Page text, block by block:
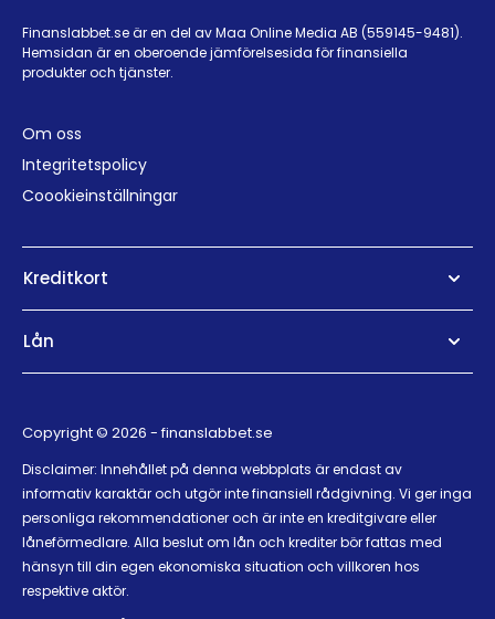
Finanslabbet.se är en del av Maa Online Media AB (559145-9481).
Hemsidan är en oberoende jämförelsesida för finansiella
produkter och tjänster.
Om oss
Integritetspolicy
Coookieinställningar
Kreditkort
Lån
Copyright © 2026 - finanslabbet.se
Disclaimer: Innehållet på denna webbplats är endast av
informativ karaktär och utgör inte finansiell rådgivning. Vi ger inga
personliga rekommendationer och är inte en kreditgivare eller
låneförmedlare. Alla beslut om lån och krediter bör fattas med
hänsyn till din egen ekonomiska situation och villkoren hos
respektive aktör.